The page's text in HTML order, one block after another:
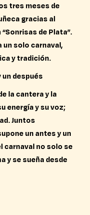
tres meses de
gracias al
de Plata”.
un solo carnaval,
y tradición.
un después
la cantera y la
energía y su voz;
Juntos
un antes y un
carnaval no solo se
y se sueña desde